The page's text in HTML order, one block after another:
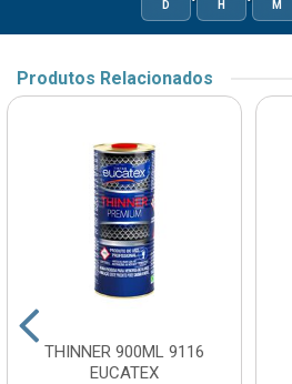
D H M
Produtos Relacionados
THINNER 900ML 9116
EUCATEX